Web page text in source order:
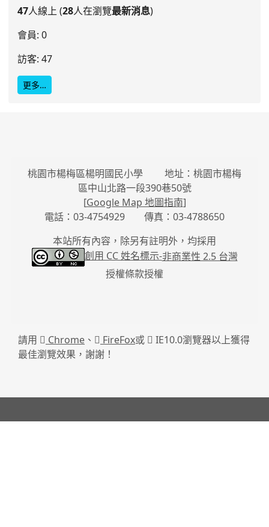
47人線上 (28人在瀏覽最新消息)
會員: 0
訪客: 47
更多…
桃園市楊梅區楊明國民小學 地址：桃園市楊梅
區中山北路一段390巷50號
[Google Map 地圖指南]
電話：03-4754929 傳真：03-4788650
本站所有內容，除另有註明外，均採用
創用 CC 姓名標示-非商業性 2.5 台灣
授權條款授權
請用 Chrome 、 FireFox或
IE10.0瀏覽器以上獲得
最佳瀏覽效果，謝謝！